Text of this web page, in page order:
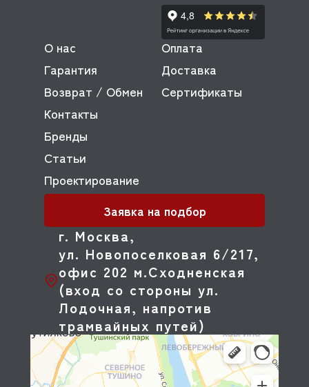
г. Москва,
ул. Новопоселковая 6/217,
офис 202 м.Сходненская
(вход со стороны ул.
Лодочная, напротив
трамвайных путей)
О нас
Оплата
Гарантия
Доставка
Возврат / Обмен
Сертификаты
Контакты
Бренды
Статьи
Проектирование
Заявка на подбор